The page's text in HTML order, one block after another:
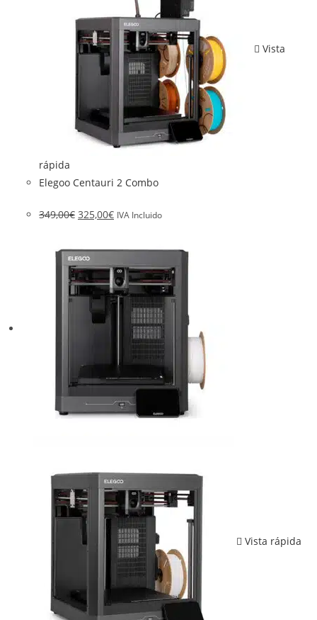
Vista
rápida
Elegoo Centauri 2 Combo
349,00€ 325,00€ IVA Incluido
Vista rápida